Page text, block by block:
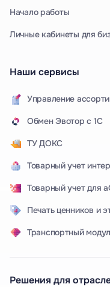
Начало работы
Личные кабинеты для
Наши сервисы
Управление
Обмен Эвотор с 1С
ТУ ДОКС
Товарный учет
Товарный учет для
Печать ценников и
Транспортный
Решения для